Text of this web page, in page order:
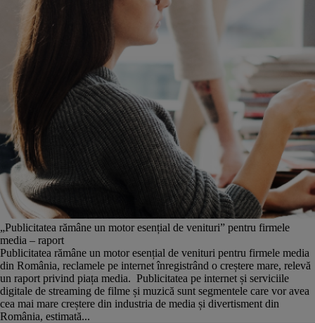
„Publicitatea rămâne un motor esențial de venituri” pentru firmele
media – raport
Publicitatea rămâne un motor esențial de venituri pentru firmele media
din România, reclamele pe internet înregistrând o creștere mare, relevă
un raport privind piața media. Publicitatea pe internet și serviciile
digitale de streaming de filme și muzică sunt segmentele care vor avea
cea mai mare creștere din industria de media și divertisment din
România, estimată...